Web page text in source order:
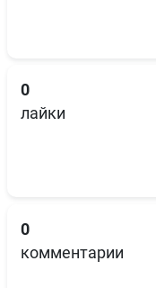
0
лайки
0
комментарии